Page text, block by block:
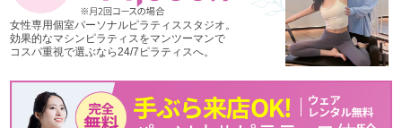
女性専用個室パーソナルピラティススタジオ。
効果的なマシンピラティスをマンツーマンで
コスパ重視で選ぶなら24/7ピラティスへ。